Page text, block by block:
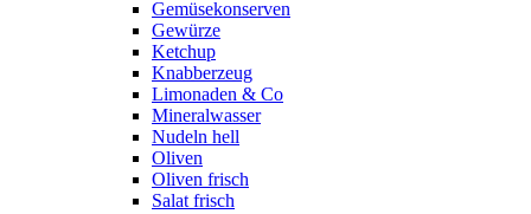
Gemüsekonserven
Gewürze
Ketchup
Knabberzeug
Limonaden & Co
Mineralwasser
Nudeln hell
Oliven
Oliven frisch
Salat frisch